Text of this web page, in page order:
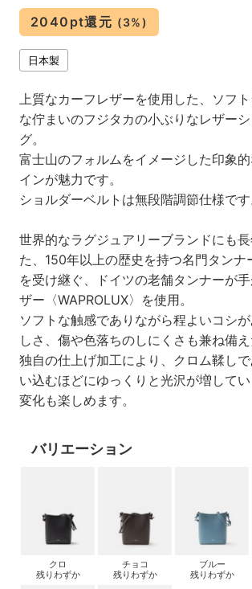
2040pt還元 (3%)
日本製
上質なカーフレザーを使用した、ソフ
な佇まいのフジタカの小ぶりなレザー
グ。
富士山のフォルムをイメージした印象
インが魅力です。
ショルダーベルトは無段階調節仕様です
世界的なラグジュアリーブランドにも
た、150年以上の歴史を持つ名門タンナ
を受け継ぐ、ドイツの老舗タンナーが
ザー〈WAPROLUX〉を使用。
ソフトな触感でありながら程よいコシ
しさ、傷や色落ちのしにくさも兼ね備え
独自の仕上げ加工により、クロム鞣し
い込むほどにゆっくりと光沢が増して
変化も楽しめます。
バリエーション
クロ
残りわずか
チョコ
残りわずか
ブルー
残りわずか